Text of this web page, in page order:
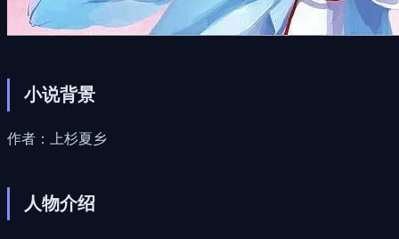
小说背景
作者：上杉夏乡
人物介绍